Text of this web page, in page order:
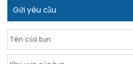
Gửi yêu cầu